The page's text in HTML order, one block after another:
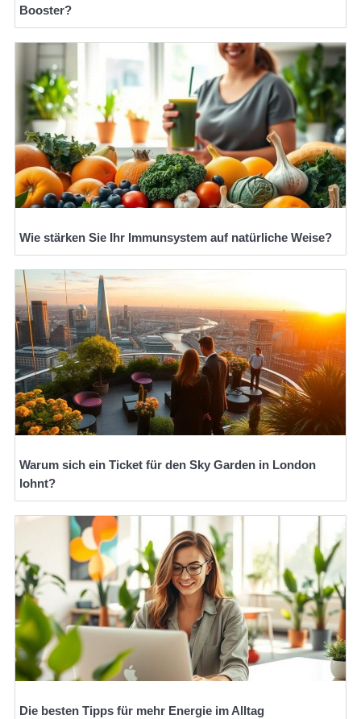
Booster?
Wie stärken Sie Ihr Immunsystem auf natürliche Weise?
Warum sich ein Ticket für den Sky Garden in London
lohnt?
Die besten Tipps für mehr Energie im Alltag